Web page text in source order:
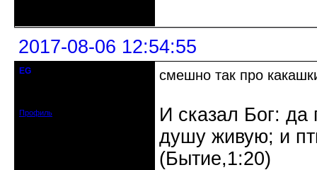
2017-08-06 12:54:55
EG
Профиль
смешно так про
И сказал Бог:
душу живую; и
(Бытие,1:20)